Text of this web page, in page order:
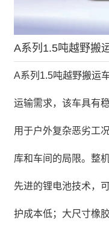
A系列1.5吨越野搬
A系列1.5吨越野搬运
运输需求，该车具有
用于户外复杂恶劣工
库和车间的局限。整
先进的锂电池技术，
护成本低；大尺寸橡